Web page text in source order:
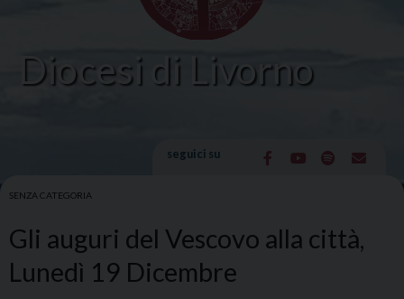
Diocesi di Livorno
seguici su
SENZA CATEGORIA
Gli auguri del Vescovo alla città,
Lunedì 19 Dicembre